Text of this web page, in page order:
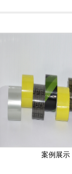
案例展示